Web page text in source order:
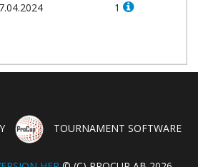
1
TOURNAMENT SOFTWARE